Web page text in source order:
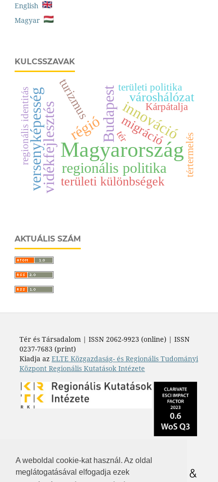
A weboldal cookie-kat használ. Az oldal
meglátogatásával elfogadja ezek
English
Magyar
KULCSSZAVAK
Magyarország
vidékfejlesztés
versenyképesség Budapestinnováció
régió
regionális politika
városhálózat
területi különbségek
migráció
turizmus
regionális identitás tér tértermelés
Kárpátalja
területi politika
AKTUÁLIS SZÁM
Tér és Társadalom | ISSN 2062-9923 (online) | ISSN
0237-7683 (print)
Kiadja az ELTE Közgazdaság- és Regionális Tudományi
Központ Regionális Kutatások Intézete